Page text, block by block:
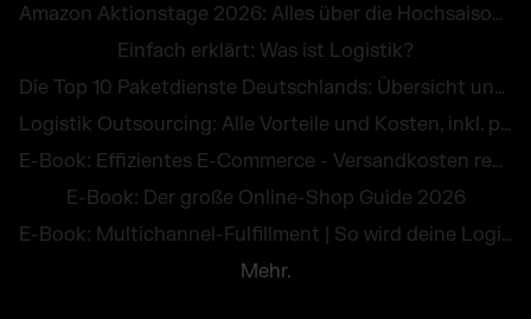
Amazon Aktionstage 2026: Alles über die Hochsaison im Online-Handel
Einfach erklärt: Was ist Logistik?
Die Top 10 Paketdienste Deutschlands: Übersicht und Vergleich aller Versanddienstleister
Logistik Outsourcing: Alle Vorteile und Kosten, inkl. praktischer Beispiele
E-Book: Effizientes E-Commerce - Versandkosten reduzieren und Retouren vermeiden
E-Book: Der große Online-Shop Guide 2026
E-Book: Multichannel-Fulfillment | So wird deine Logistik zum Wettbewerbsvorteil
Mehr.